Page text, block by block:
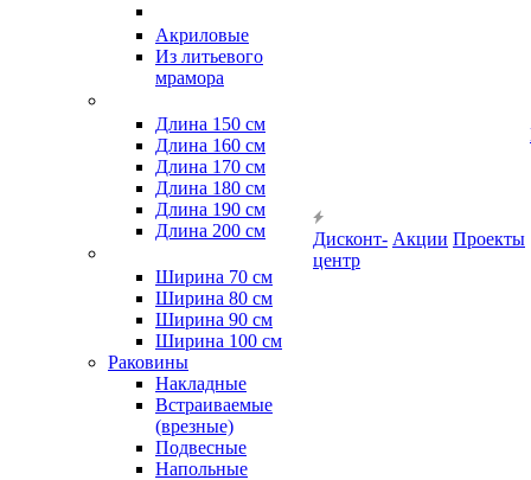
Акриловые
Из литьевого
мрамора
Длина 150 см
Длина 160 см
Длина 170 см
Длина 180 см
Длина 190 см
Длина 200 см
Ширина 70 см
Ширина 80 см
Ширина 90 см
Ширина 100 см
Раковины
Накладные
Встраиваемые
(врезные)
Подвесные
Напольные
Дисконт-
центр
Акции Проекты